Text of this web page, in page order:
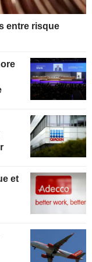
entre risque